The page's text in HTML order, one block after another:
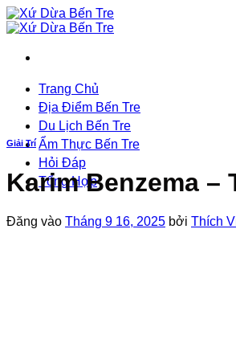
Bỏ
qua
dung
Trang Chủ
Địa Điểm Bến Tre
Du Lịch Bến Tre
Ẩm Thực Bến Tre
Hỏi Đáp
Tổng Hợp
Giải Trí
Karim Benzema
Đăng vào Tháng 9 16, 2025 bởi Thích